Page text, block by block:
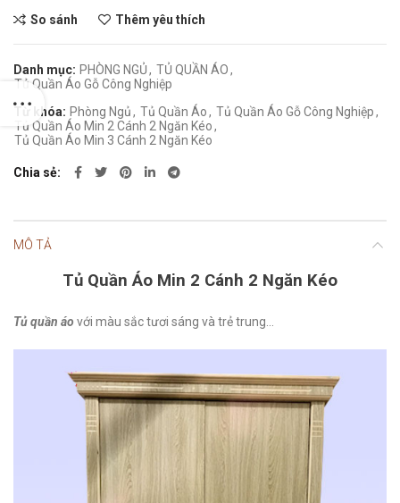
So sánh Thêm yêu thích
Danh mục: PHÒNG NGỦ, TỦ QUẦN ÁO,
Tủ Quần Áo Gỗ Công Nghiệp
Từ khóa: Phòng Ngủ, Tủ Quần Áo, Tủ Quần Áo Gỗ Công Nghiệp,
Tủ Quần Áo Min 2 Cánh 2 Ngăn Kéo,
Tủ Quần Áo Min 3 Cánh 2 Ngăn Kéo
Chia sẻ
MÔ TẢ
Tủ Quần Áo Min 2 Cánh 2 Ngăn Kéo
Tủ quần áo với màu sắc tươi sáng và trẻ trung…